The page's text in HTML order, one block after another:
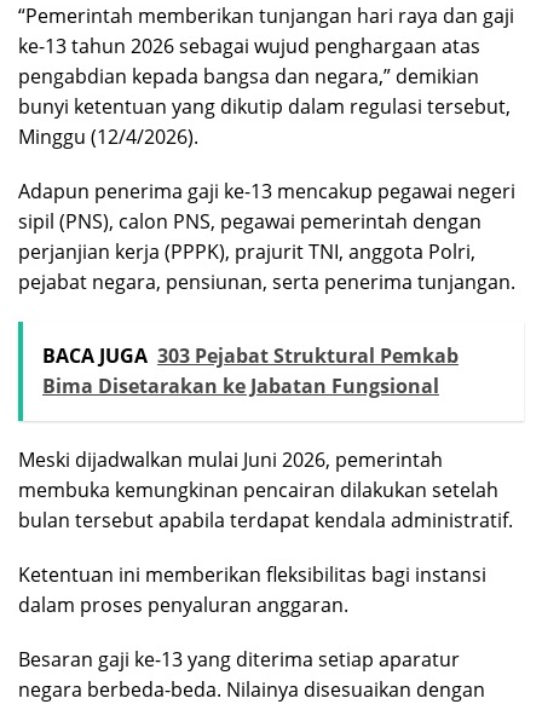
“Pemerintah memberikan tunjangan hari raya dan gaji
ke-13 tahun 2026 sebagai wujud penghargaan atas
pengabdian kepada bangsa dan negara,” demikian
bunyi ketentuan yang dikutip dalam regulasi tersebut,
Minggu (12/4/2026).
Adapun penerima gaji ke-13 mencakup pegawai negeri
sipil (PNS), calon PNS, pegawai pemerintah dengan
perjanjian kerja (PPPK), prajurit TNI, anggota Polri,
pejabat negara, pensiunan, serta penerima tunjangan.
BACA JUGA 303 Pejabat Struktural Pemkab
Bima Disetarakan ke Jabatan Fungsional
Meski dijadwalkan mulai Juni 2026, pemerintah
membuka kemungkinan pencairan dilakukan setelah
bulan tersebut apabila terdapat kendala administratif.
Ketentuan ini memberikan fleksibilitas bagi instansi
dalam proses penyaluran anggaran.
Besaran gaji ke-13 yang diterima setiap aparatur
negara berbeda-beda. Nilainya disesuaikan dengan